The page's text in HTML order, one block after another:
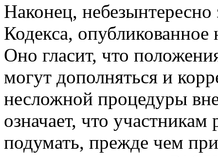
Наконец, небезынтересно
Кодекса,
Оно гласит, что
могут дополняться и
несложной процедуры
означает, что
подумать, прежде чем